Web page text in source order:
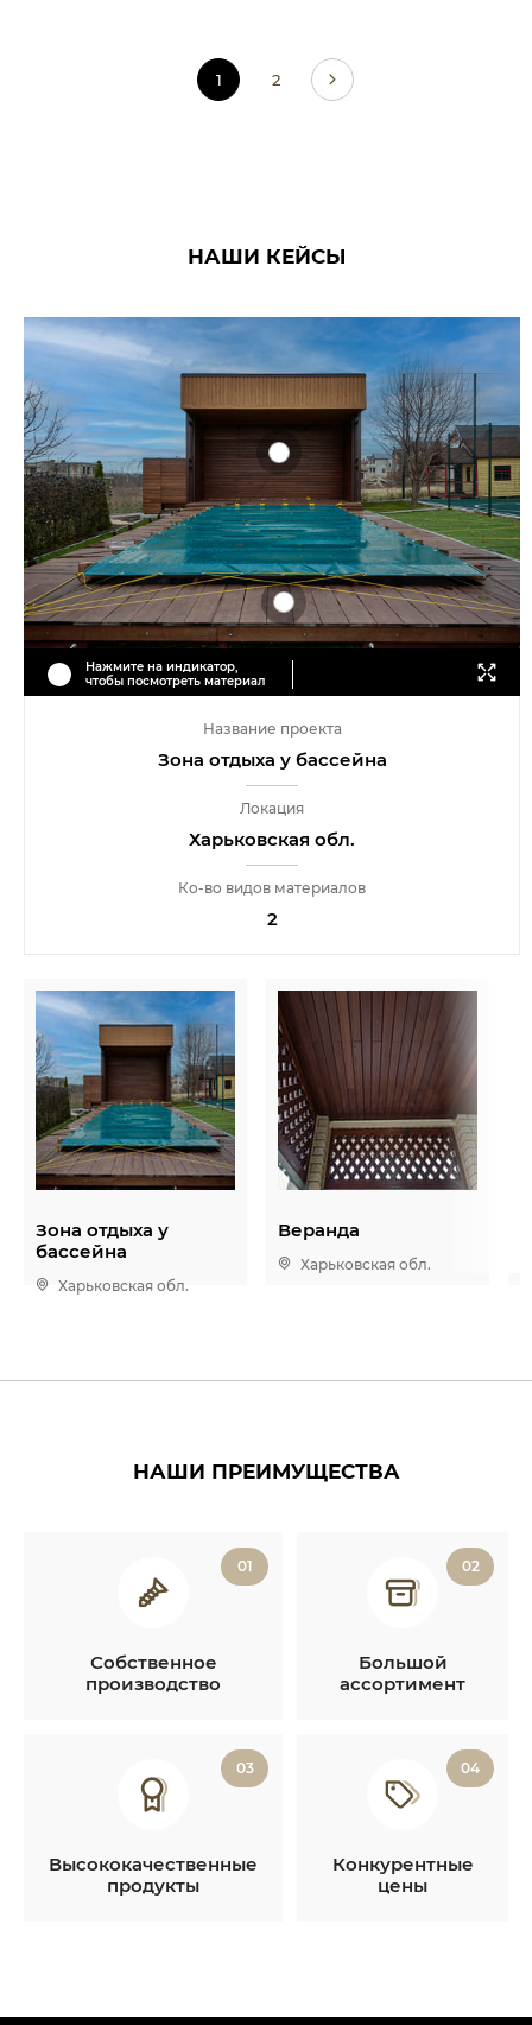
1 2
НАШИ КЕЙСЫ
Нажмите на индикатор,
чтобы посмотреть материал
Название проекта
Зона отдыха у бассейна
Локация
Харьковская обл.
Ко-во видов материалов
2
Зона отдыха у
бассейна
Харьковская обл.
Веранда
Харьковская обл.
НАШИ ПРЕИМУЩЕСТВА
01
Собственное
производство
02
Большой
ассортимент
03
Высококачественные
продукты
04
Конкурентные
цены